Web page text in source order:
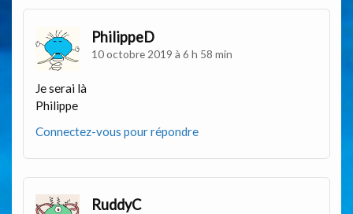
PhilippeD
10 octobre 2019 à 6 h 58 min
Je serai là
Philippe
Connectez-vous pour répondre
RuddyC